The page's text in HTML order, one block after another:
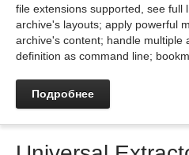
file extensions supported, see full
archive's layouts; apply powerful
archive's content; handle multiple
definition as command line;
Подробнее